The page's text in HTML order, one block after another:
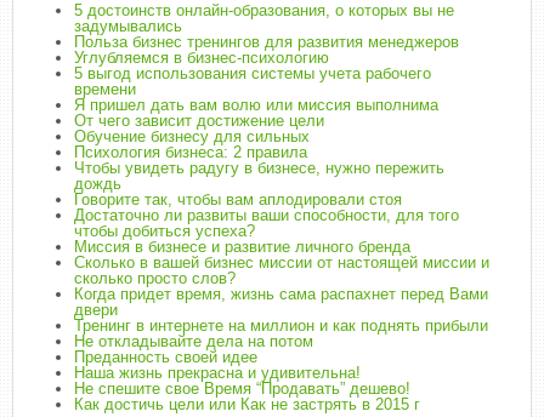
5 достоинств онлайн-образования, о которых вы не
задумывались
Польза бизнес тренингов для развития менеджеров
Углубляемся в бизнес-психологию
5 выгод использования системы учета рабочего
времени
Я пришел дать вам волю или миссия выполнима
От чего зависит достижение цели
Обучение бизнесу для сильных
Психология бизнеса: 2 правила
Чтобы увидеть радугу в бизнесе, нужно пережить
дождь
Говорите так, чтобы вам аплодировали стоя
Достаточно ли развиты ваши способности, для того
чтобы добиться успеха?
Миссия в бизнесе и развитие личного бренда
Сколько в вашей бизнес миссии от настоящей миссии и
сколько просто слов?
Когда придет время, жизнь сама распахнет перед Вами
двери
Тренинг в интернете на миллион и как поднять прибыли
Не откладывайте дела на потом
Преданность своей идее
Наша жизнь прекрасна и удивительна!
Не спешите свое Время “Продавать” дешево!
Как достичь цели или Как не застрять в 2015 г